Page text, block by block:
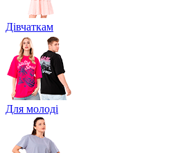
Дівчаткам
Для молоді